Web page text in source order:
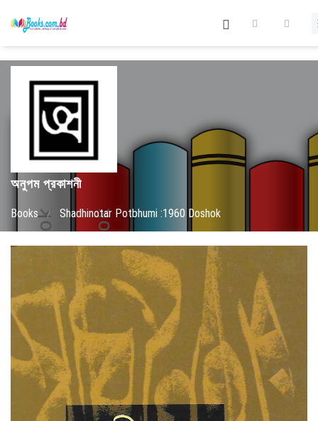
অনুপম প্রকাশনী
Books / Shadhinotar Potbhumi :1960 Doshok